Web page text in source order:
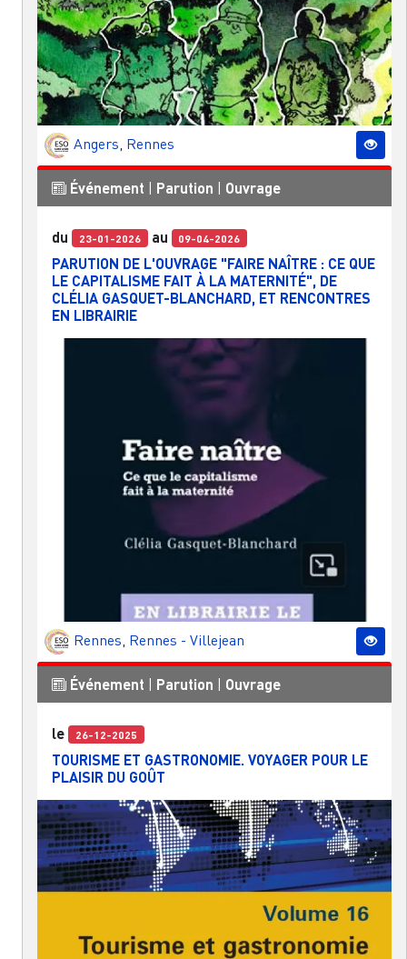
Angers Rennes
Événement Parution Ouvrage
du 23-01-2026 au 09-04-2026
PARUTION DE L'OUVRAGE "FAIRE NAÎTRE : CE QUE
LE CAPITALISME FAIT À LA MATERNITÉ", DE
CLÉLIA GASQUET-BLANCHARD, ET RENCONTRES
EN LIBRAIRIE
Rennes, Rennes - Villejean
Événement Parution Ouvrage
le 26-12-2025
TOURISME ET GASTRONOMIE. VOYAGER POUR LE
PLAISIR DU GOÛT